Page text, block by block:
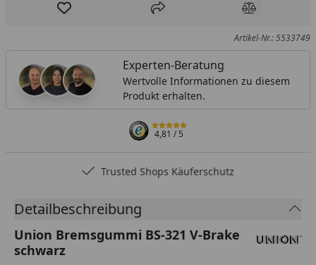
Produkt zur Wunschliste hinzufügen
Teilen Produkt
Artikel-Nr.: 5533749
Experten-Beratung
Wertvolle Informationen zu diesem
Produkt erhalten.
4,81/ 5
Trusted Shops Käuferschutz
Detailbeschreibung
Union Bremsgummi BS-321 V-Brake
schwarz